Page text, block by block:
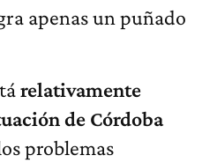
apenas un puñado
relativamente
de Córdoba
problemas